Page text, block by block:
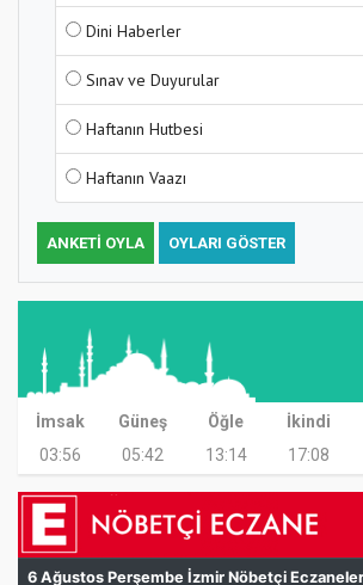
Dini Haberler
Sınav ve Duyurular
Haftanın Hutbesi
Haftanın Vaazı
ANKETI OYLA OYLARI GÖSTER
İmsak Güneş Öğle İkindi
03:56
05:42 13:14 17:08